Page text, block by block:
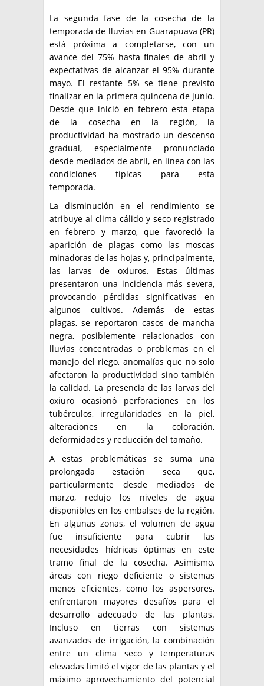
La segunda fase de la cosecha de la
temporada de lluvias en Guarapuava (PR)
está próxima a completarse, con un
avance del 75% hasta finales de abril y
expectativas de alcanzar el 95% durante
mayo. El restante 5% se tiene previsto
finalizar en la primera quincena de junio.
Desde que inició en febrero esta etapa
de la cosecha en la región, la
productividad ha mostrado un descenso
gradual, especialmente pronunciado
desde mediados de abril, en línea con las
condiciones típicas para esta
temporada.
La disminución en el rendimiento se
atribuye al clima cálido y seco registrado
en febrero y marzo, que favoreció la
aparición de plagas como las moscas
minadoras de las hojas y, principalmente,
las larvas de oxiuros. Estas últimas
presentaron una incidencia más severa,
provocando pérdidas significativas en
algunos cultivos. Además de estas
plagas, se reportaron casos de mancha
negra, posiblemente relacionados con
lluvias concentradas o problemas en el
manejo del riego, anomalías que no solo
afectaron la productividad sino también
la calidad. La presencia de las larvas del
oxiuro ocasionó perforaciones en los
tubérculos, irregularidades en la piel,
alteraciones en la coloración,
deformidades y reducción del tamaño.
A estas problemáticas se suma una
prolongada estación seca que,
particularmente desde mediados de
marzo, redujo los niveles de agua
disponibles en los embalses de la región.
En algunas zonas, el volumen de agua
fue insuficiente para cubrir las
necesidades hídricas óptimas en este
tramo final de la cosecha. Asimismo,
áreas con riego deficiente o sistemas
menos eficientes, como los aspersores,
enfrentaron mayores desafíos para el
desarrollo adecuado de las plantas.
Incluso en tierras con sistemas
avanzados de irrigación, la combinación
entre un clima seco y temperaturas
elevadas limitó el vigor de las plantas y el
máximo aprovechamiento del potencial